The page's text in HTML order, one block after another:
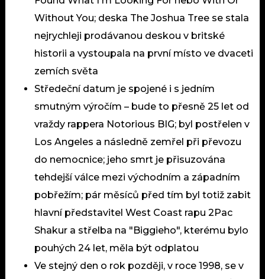
Without You; deska The Joshua Tree se stala
nejrychleji prodávanou deskou v britské
historii a vystoupala na první místo ve dvaceti
zemích světa
Středeční datum je spojené i s jedním
smutným výročím – bude to přesně 25 let od
vraždy rappera Notorious BIG; byl postřelen v
Los Angeles a následně zemřel při převozu
do nemocnice; jeho smrt je přisuzována
tehdejší válce mezi východním a západním
pobřežím; pár měsíců před tím byl totiž zabit
hlavní představitel West Coast rapu 2Pac
Shakur a střelba na "Biggieho", kterému bylo
pouhých 24 let, měla být odplatou
Ve stejný den o rok později, v roce 1998, se v